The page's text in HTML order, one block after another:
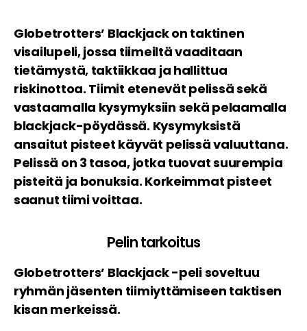
Globetrotters’ Blackjack on taktinen
visailupeli, jossa tiimeiltä vaaditaan
tietämystä, taktiikkaa ja hallittua
riskinottoa. Tiimit etenevät pelissä sekä
vastaamalla kysymyksiin sekä pelaamalla
blackjack-pöydässä. Kysymyksistä
ansaitut pisteet käyvät pelissä valuuttana.
Pelissä on 3 tasoa, jotka tuovat suurempia
pisteitä ja bonuksia. Korkeimmat pisteet
saanut tiimi voittaa.
Pelin tarkoitus
Globetrotters’ Blackjack -peli soveltuu
ryhmän jäsenten tiimiyttämiseen taktisen
kisan merkeissä.